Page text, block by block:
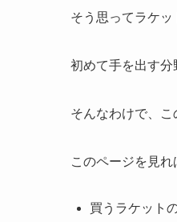
そう思ってラケ
初めて手を出す
そんなわけで、
このページを見れ
買うラケット